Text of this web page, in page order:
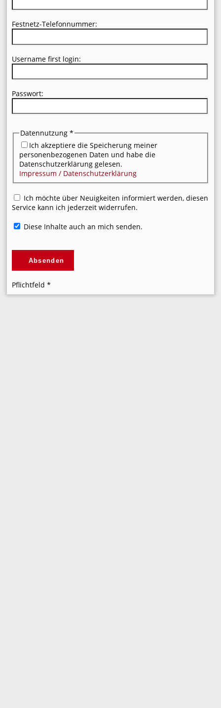
Festnetz-Telefonnummer:
Username first login:
Passwort:
Datennutzung*
Ich akzeptiere die Speicherung meiner
personenbezogenen Daten und habe die
Datenschutzerklärung gelesen.
Impressum / Datenschutzerklärung
Ich möchte über Neuigkeiten informiert werden, diesen
Service kann ich jederzeit widerrufen.
Diese Inhalte auch an mich senden.
Pflichtfeld*